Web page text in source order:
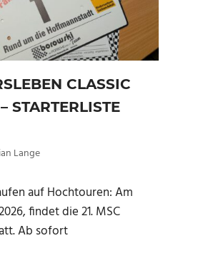
CLASSIC
STARTERLISTE
Lange
auf Hochtouren: Am
findet die 21. MSC
Ab sofort